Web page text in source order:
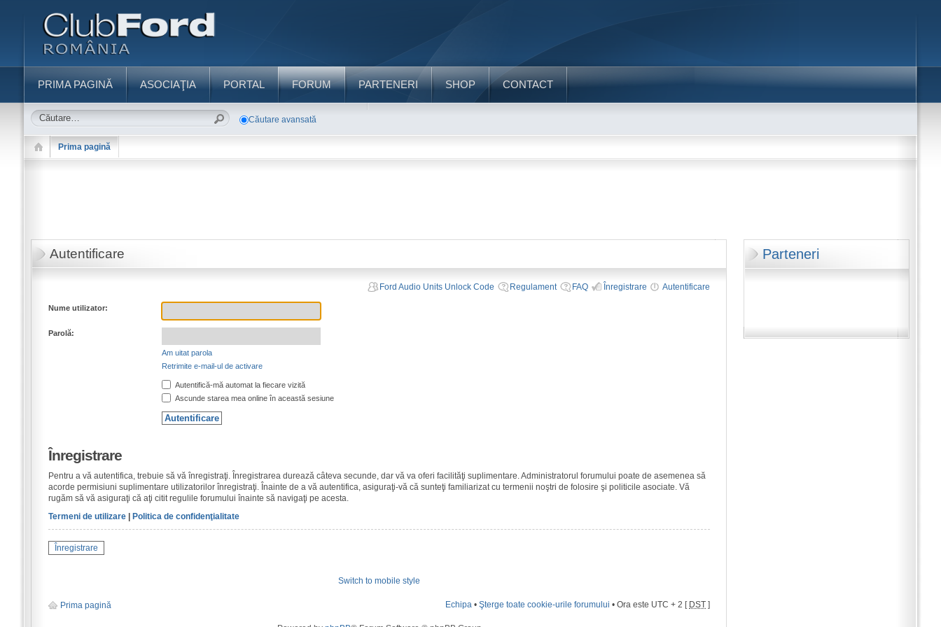
PRIMA PAGINĂ ASOCIAŢIA PORTAL FORUM PARTENERI SHOP CONTACT
Căutare avansată
Prima pagină
Parteneri
Autentificare
Ford Audio Units Unlock Code Regulament FAQ Înregistrare Autentificare
Nume utilizator:
Parolă:
Am uitat parola
Retrimite e-mail-ul de activare
Autentifică-mă automat la fiecare vizită
Ascunde starea mea online în această sesiune
Înregistrare
Pentru a vă autentifica, trebuie să vă înregistraţi. Înregistrarea durează câteva secunde, dar vă va oferi facilităţi suplimentare. Administratorul forumului poate de asemenea să
acorde permisiuni suplimentare utilizatorilor înregistraţi. Înainte de a vă autentifica, asiguraţi-vă că sunteţi familiarizat cu termenii noştri de folosire şi politicile asociate. Vă
rugăm să vă asiguraţi că aţi citit regulile forumului înainte să navigaţi pe acesta.
Termeni de utilizare| Politica de confidenţialitate
Înregistrare
Switch to mobile style
Prima pagină Echipa •Şterge toate cookie-urile forumului • Ora este UTC + 2 [ DST ]